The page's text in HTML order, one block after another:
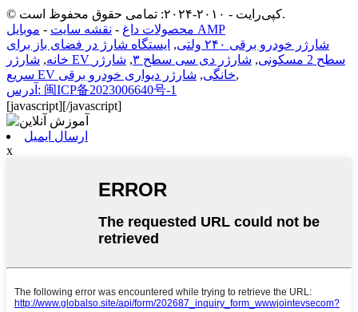
© کپی‌رایت - ۲۰۱۰-۲۰۲۴: تمامی حقوق محفوظ است.
محصولات داغ - نقشه سایت -
موبایل AMP
شارژر خودرو برقی ۲۴۰ ولتی
, ایستگاه شارژ در فضای باز برای
خانه, شارژر EV سطح 2 مسکونی , شارژر دی سی سطح ۳ , شارژر
سریع EV خانگی, شارژر دیواری خودرو برقی
,
آدرس: 闽ICP备2023006640号-1
[javascript][/javascript]
ارسال ایمیل
x